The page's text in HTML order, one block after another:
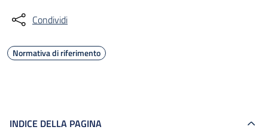
Condividi
Normativa di riferimento
INDICE DELLA PAGINA